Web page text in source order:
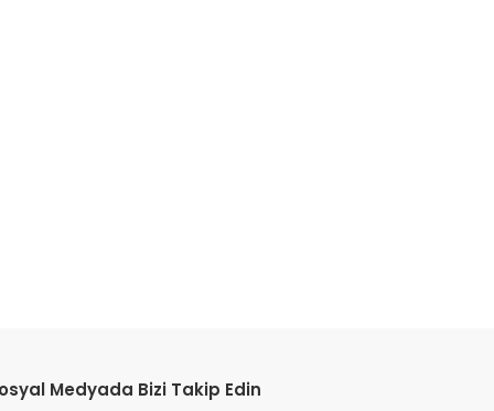
Medyada Bizi Takip Edin